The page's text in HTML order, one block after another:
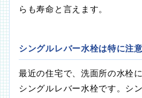
らも寿命と言えます。
シングルレバー水栓は特に注意
最近の住宅で、洗面所の水栓
シングルレバー水栓です。シ